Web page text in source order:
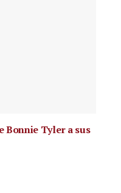
Bonnie Tyler a sus